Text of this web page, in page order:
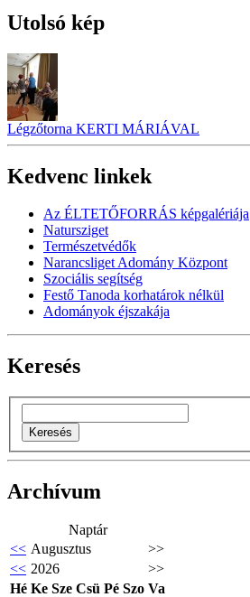
Utolsó kép
Légzőtorna KERTI MÁRIÁVAL
Kedvenc linkek
Az ÉLTETŐFORRÁS képgalériája
Natursziget
Természetvédők
Narancsliget Adomány Központ
Szociális segítség
Festő Tanoda korhatárok nélkül
Adományok éjszakája
Keresés
Archívum
Naptár
<< Augusztus
>>
<< 2026
>>
Hé Ke Sze Csü Pé Szo Va